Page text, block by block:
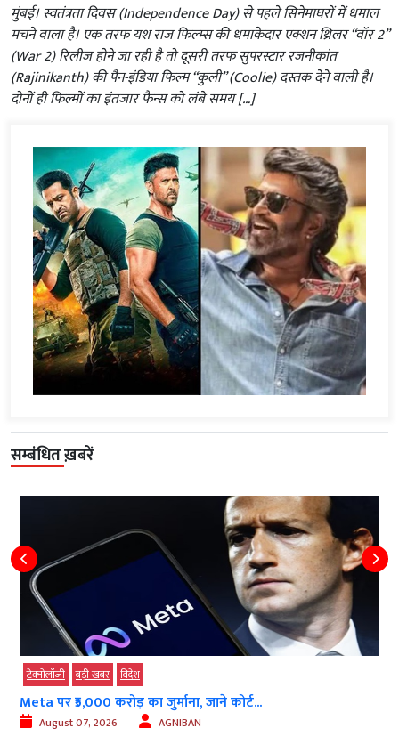
मुंबई। स्वतंत्रता दिवस (Independence Day) से पहले सिनेमाघरों में धमाल
मचने वाला है। एक तरफ यश राज फिल्म्स की धमाकेदार एक्शन थ्रिलर “वॉर 2”
(War 2) रिलीज होने जा रही है तो दूसरी तरफ सुपरस्टार रजनीकांत
(Rajinikanth) की पैन-इंडिया फिल्म “कुली” (Coolie) दस्तक देने वाली है।
दोनों ही फिल्मों का इंतजार फैन्स को लंबे समय […]
सम्बंधित ख़बरें
टेक्‍नोलॉजी बड़ी खबर विदेश
Meta पर ₹5,000 करोड़ का जुर्माना, जाने कोर्ट...
August 07, 2026 AGNIBAN